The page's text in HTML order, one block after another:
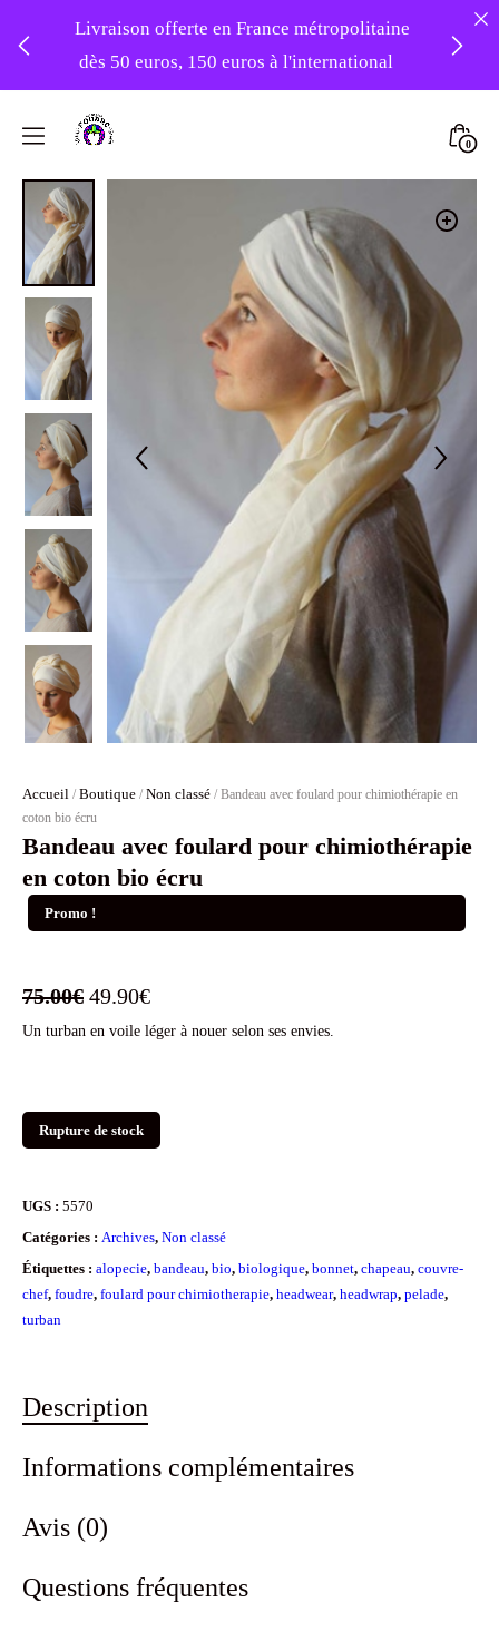
Livraison offerte en France métropolitaine
dès 50 euros, 150 euros à l'international
0
Accueil / Boutique / Non classé / Bandeau avec foulard pour chimiothérapie en
coton bio écru
Bandeau avec foulard pour chimiothérapie
en coton bio écru
Promo !
75.00€ Le
prix
était :
75.00€.
49.90€Le
prix
est :
49.90€.
Un turban en voile léger à nouer selon ses envies.
Rupture de stock
UGS : 5570
Catégories : Archives, Non classé
Étiquettes : alopecie, bandeau, bio, biologique, bonnet, chapeau, couvre-
chef, foudre, foulard pour chimiotherapie, headwear, headwrap, pelade,
turban
Description
Informations complémentaires
Avis (0)
Questions fréquentes